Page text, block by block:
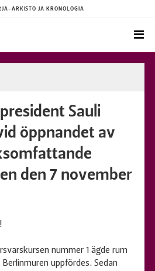
ARKISTO JA KRONOLOGIA
Sauli
öppnandet av
den 7 november
nummer 1 ägde rum
uppfördes. Sedan